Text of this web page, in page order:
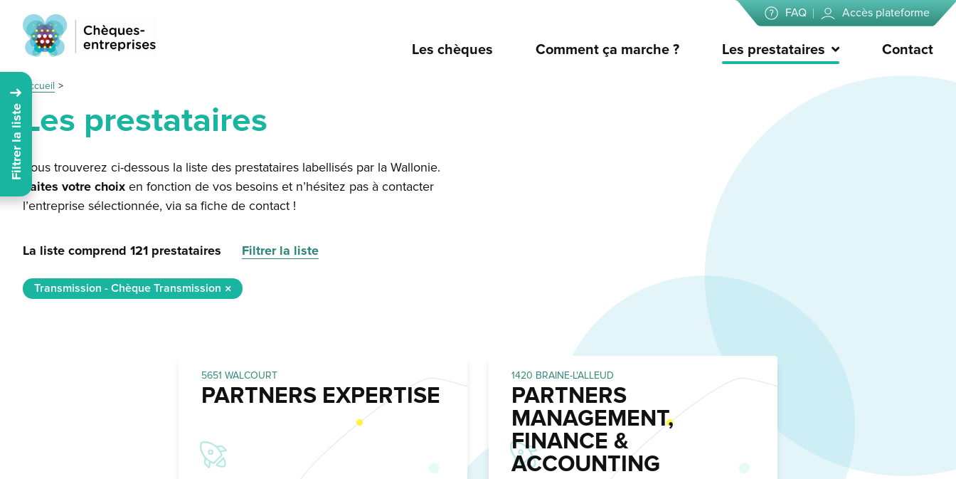
Les chèques Comment ça marche ? Les prestataires Contact
FAQ Accès plateforme
Accueil
Les prestataires
Vous trouverez ci-dessous la liste des prestataires labellisés par la Wallonie.
Faites votre choix en fonction de vos besoins et n’hésitez pas à contacter
l’entreprise sélectionnée, via sa fiche de contact !
Filtrer la liste
La liste comprend 121 prestataires Filtrer la liste
Transmission - Chèque Transmission
5651 WALCOURT
PARTNERS EXPERTISE
1420 BRAINE-L'ALLEUD
PARTNERS
MANAGEMENT,
FINANCE &
ACCOUNTING